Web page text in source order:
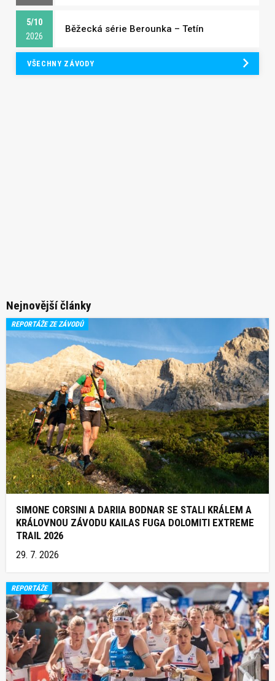
5/10
2026
Běžecká série Berounka – Tetín
VŠECHNY ZÁVODY
Nejnovější články
REPORTÁŽE ZE ZÁVODŮ
SIMONE CORSINI A DARIIA BODNAR SE STALI KRÁLEM A
KRÁLOVNOU ZÁVODU KAILAS FUGA DOLOMITI EXTREME
TRAIL 2026
29. 7. 2026
REPORTÁŽE